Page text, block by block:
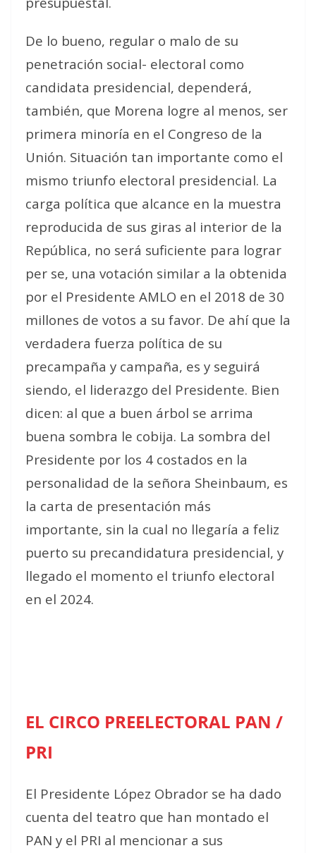
De lo bueno, regular o malo de su
penetración social- electoral como
candidata presidencial, dependerá,
también, que Morena logre al menos, ser
primera minoría en el Congreso de la
Unión. Situación tan importante como el
mismo triunfo electoral presidencial. La
carga política que alcance en la muestra
reproducida de sus giras al interior de la
República, no será suficiente para lograr
per se, una votación similar a la obtenida
por el Presidente AMLO en el 2018 de 30
millones de votos a su favor. De ahí que la
verdadera fuerza política de su
precampaña y campaña, es y seguirá
siendo, el liderazgo del Presidente. Bien
dicen: al que a buen árbol se arrima
buena sombra le cobija. La sombra del
Presidente por los 4 costados en la
personalidad de la señora Sheinbaum, es
la carta de presentación más
importante, sin la cual no llegaría a feliz
puerto su precandidatura presidencial, y
llegado el momento el triunfo electoral
en el 2024.
EL CIRCO PREELECTORAL PAN /
PRI
El Presidente López Obrador se ha dado
cuenta del teatro que han montado el
PAN y el PRI al mencionar a sus